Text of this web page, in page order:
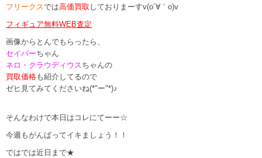
フリークスでは高価買取 しておりまーすv(o´∀｀o)v
フィギュア無料WEB査定
画像からとんでもらったら、
セイバーちゃん
ネロ・クラウディウス ちゃんの
買取価格も紹介してるので
ゼヒ見てみてくださいね(*"ー"*)♪
そんなわけで本日はコレにてーー☆
今週もがんばってイキましょう！！
ではでは近日まで★